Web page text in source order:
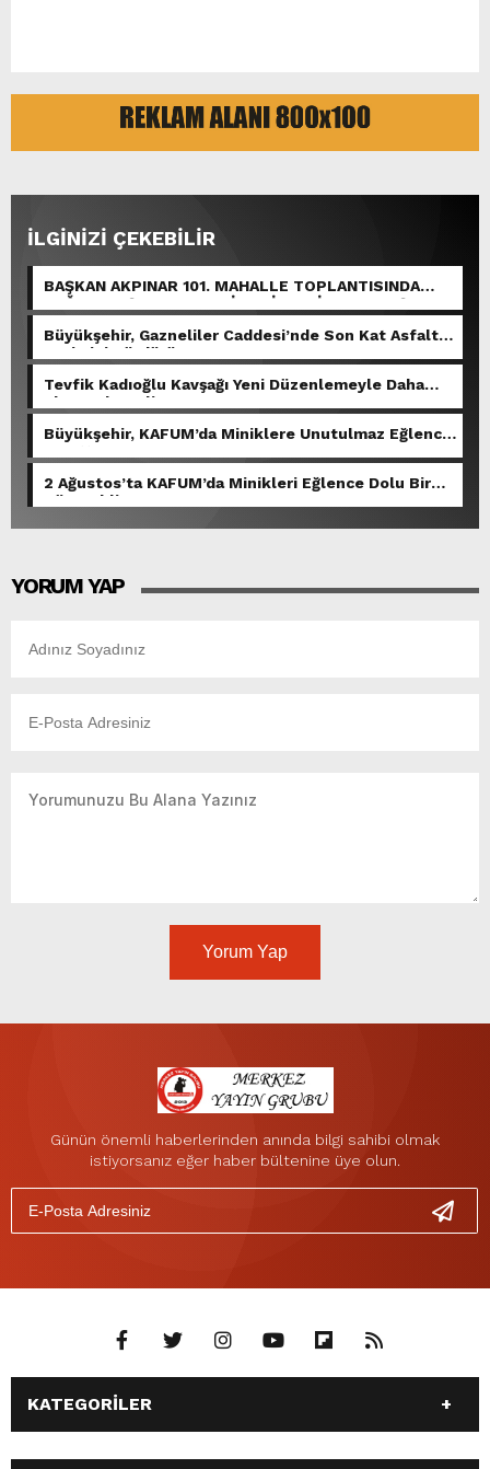
İLGİNİZİ ÇEKEBİLİR
BAŞKAN AKPINAR 101. MAHALLE TOPLANTISINDA
BAĞLARBAŞI MAHALLESİ SAKİNLERİYLE BULUŞTU.
Büyükşehir, Gazneliler Caddesi’nde Son Kat Asfalt
Serimini Sürdürüyor.
Tevfik Kadıoğlu Kavşağı Yeni Düzenlemeyle Daha
Akıcı Hale Geliyor.
Büyükşehir, KAFUM’da Miniklere Unutulmaz Eğlence
2 Ağustos’ta KAFUM’da Minikleri Eğlence Dolu Bir
Gün Bekliyor.
YORUM YAP
Yorum Yap
Günün önemli haberlerinden anında bilgi sahibi olmak
istiyorsanız eğer haber bültenine üye olun.
KATEGORİLER
ANASAYFA GÜNDEM